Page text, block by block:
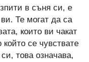
в съня си, е
Те могат да са
които ви чакат
се чувствате
това означава,